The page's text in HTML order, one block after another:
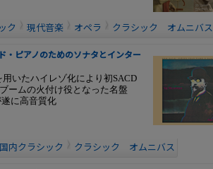
ク 現代音楽 オペラ クラシック オムニバス
・ピアノのためのソナタとインター
いたハイレゾ化により初SACD
ームの火付け役となった名盤
に高音質化
国内クラシック クラシック オムニバス